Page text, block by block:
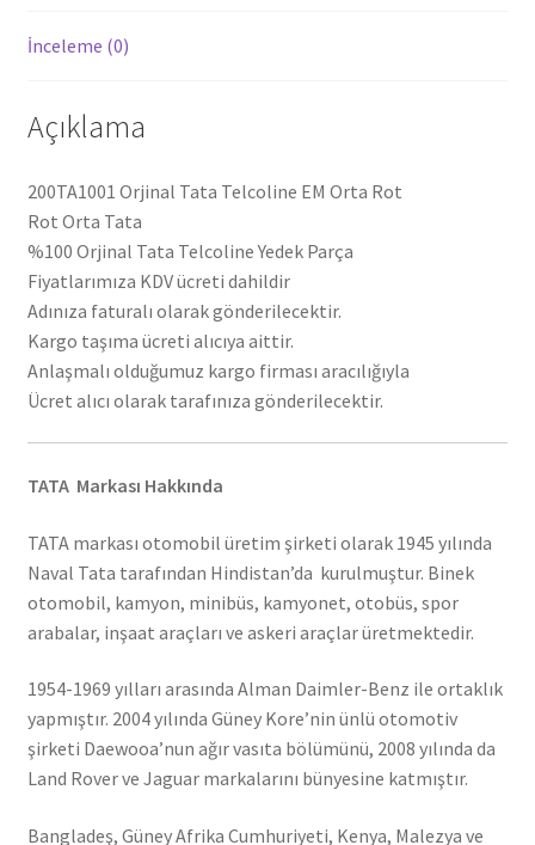
İnceleme (0)
Açıklama
200TA1001 Orjinal Tata Telcoline EM Orta Rot
Rot Orta Tata
%100 Orjinal Tata Telcoline Yedek Parça
Fiyatlarımıza KDV ücreti dahildir
Adınıza faturalı olarak gönderilecektir.
Kargo taşıma ücreti alıcıya aittir.
Anlaşmalı olduğumuz kargo firması aracılığıyla
Ücret alıcı olarak tarafınıza gönderilecektir.
TATA Markası Hakkında
TATA markası otomobil üretim şirketi olarak 1945 yılında
Naval Tata tarafından Hindistan’da kurulmuştur. Binek
otomobil, kamyon, minibüs, kamyonet, otobüs, spor
arabalar, inşaat araçları ve askeri araçlar üretmektedir.
1954-1969 yılları arasında Alman Daimler-Benz ile ortaklık
yapmıştır. 2004 yılında Güney Kore’nin ünlü otomotiv
şirketi Daewooa’nun ağır vasıta bölümünü, 2008 yılında da
Land Rover ve Jaguar markalarını bünyesine katmıştır.
Bangladeş, Güney Afrika Cumhuriyeti, Kenya, Malezya ve